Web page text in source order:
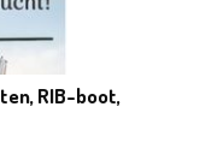
RIB-boot,